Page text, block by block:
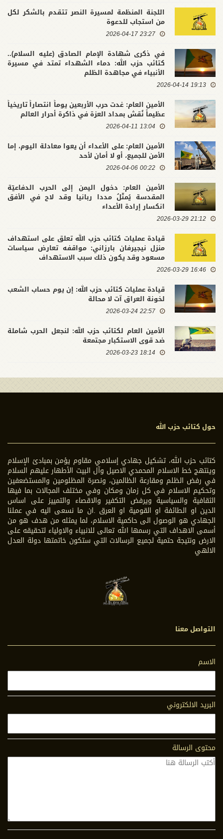
اللجنة المنظمة لمسيرة النصر تتقدم بالشكر لكل
من استجاب للدعوة
23:27 2026-04-17
في ذكرى شهادة الإمام الصادق (عليه السلام)..
كتائب حزب الله: دماء الشهداء تمتد في مسيرة
الأنبياء في مجاهدة الظلم
19:13 2026-04-14
الأمين العام: غدت حرب الأربعين يوماً انتصاراً تاريخياً
عظيماً نُقش بمداد العزة في ذاكرة أحرار العالم
13:04 2026-04-11
الأمين العام: على الأعداء أن يعوا معادلة اليوم، إما
الأمن للجميع، أو لا أمان لأحد
00:22 2026-04-06
الأمين العام: دخول اليمن إلى الحرب الدفاعيّة
المقدسة يُمثّلُ مددا ربانيا وقد لاح في الأفق
انكسار إرادة الأعداء
21:12 2026-03-29
قيادة عمليات كتائب حزب الله تعلق على استهداف
منزل نيجيرفان بارزاني: مواقفه تعارض سياسات
مسعود وقد يكون ذلك سبب الاستهداف
16:46 2026-03-29
قيادة عمليات كتائب حزب الله: إن يوم حساب الشعب
لخونة العراق آت لا محالة
22:57 2026-03-24
الأمين العام لكتائب حزب الله: لنجعل الحرب شاملة
ضد قوى الاستكبار مجتمعة
18:14 2026-03-23
حول كتائب حزب الله
كتائب حزب الله، تشكيل جهادي إسلامي مقاوم يؤمن بمبادئ الإسلام
وينتهج خط الاسلام المحمدي الاصيل وآل البيت الأطهار عليهم السلام
في رفض الظلم ومقارعة الظالمين، ونصرة المظلومين والمستضعفين
وتحكيم الاسلام في كل زمان ومكان وفي مختلف المجالات بما فيها
الثقافية والسياسية ويرفض التكفير والاقصاء والتمييز على اساس
الدين او الطائفة او القومية او العرق .ان ما نسعى اليه في عملنا
الجهادي هو الوصول الى حاكمية الاسلام، لما يمثله من هدف هو من
أسمى الاهداف التي رسمها الله تعالى للانبياء والاولياء لتحقيقه على
الارض ونتيجة حتمية لجميع الرسالات التي ستكون خاتمتها دولة العدل
الالهي
التواصل معنا
الاسم
البريد الالكتروني
محتوى الرسالة